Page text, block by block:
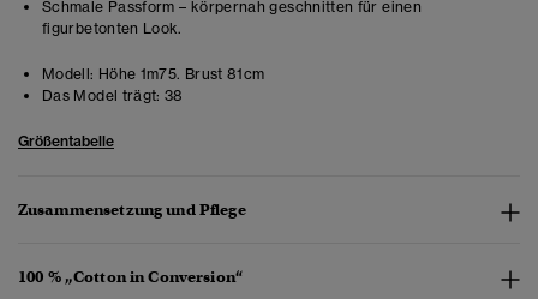
Schmale Passform – körpernah geschnitten für einen
figurbetonten Look.
Modell: Höhe 1m75. Brust 81cm
Das Model trägt: 38
Größentabelle
Zusammensetzung und Pflege
100 % „Cotton in Conversion“